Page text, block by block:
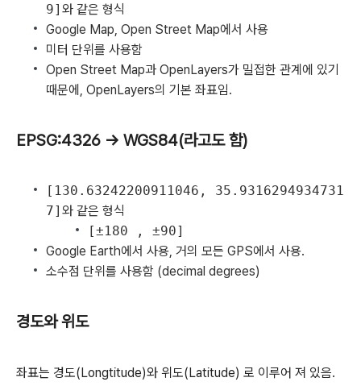
9] 와 같은 형식
Google Map, Open Street Map에서 사용
미터 단위를 사용함
Open Street Map과 OpenLayers가 밀접한 관계에 있기
때문에, OpenLayers의 기본 좌표임.
EPSG:4326 -> WGS84(라고도 함)
[130.63242200911046, 35.9316294934731
7] 와 같은 형식
[±180 , ±90]
Google Earth에서 사용, 거의 모든 GPS에서 사용.
소수점 단위를 사용함 (decimal degrees)
경도와 위도
좌표는 경도(Longtitude)와 위도(Latitude) 로 이루어 져 있음.